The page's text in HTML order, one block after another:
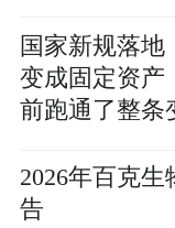
国家新规落地
变成固定资产
前跑通了整条
2026年百克
告